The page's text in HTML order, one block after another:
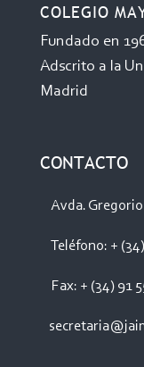
COLEGIO
Fundado en
Adscrito a la
Madrid
CONTACTO
Avda.
Teléfono: +
Fax: + (34) 91